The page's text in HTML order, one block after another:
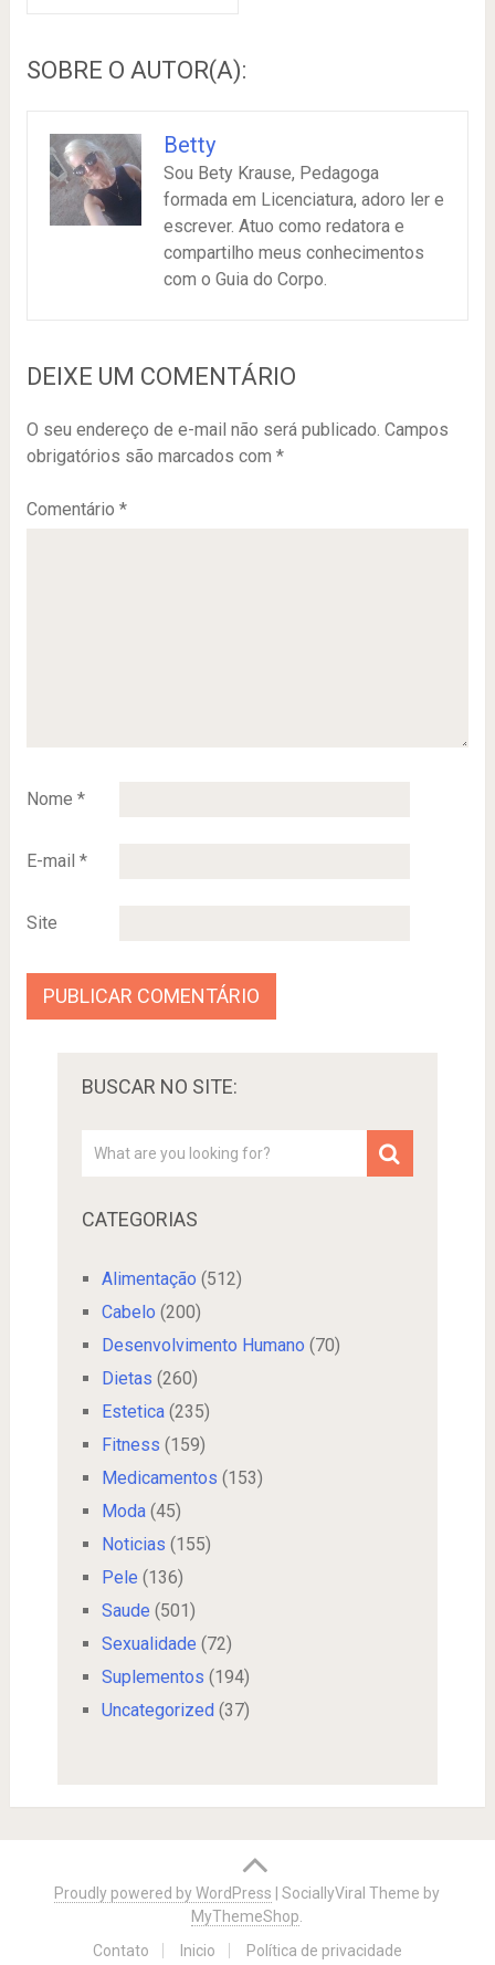
SOBRE O AUTOR(A):
Betty
Sou Bety Krause, Pedagoga
formada em Licenciatura, adoro ler e
escrever. Atuo como redatora e
compartilho meus conhecimentos
com o Guia do Corpo.
DEIXE UM COMENTÁRIO
O seu endereço de e-mail não será publicado. Campos
obrigatórios são marcados com *
Comentário *
Nome *
E-mail *
Site
BUSCAR NO SITE:
CATEGORIAS
Alimentação (512)
Cabelo (200)
Desenvolvimento Humano (70)
Dietas (260)
Estetica(235)
Fitness (159)
Medicamentos (153)
Moda(45)
Noticias (155)
Pele (136)
Saude (501)
Sexualidade (72)
Suplementos (194)
Uncategorized (37)
Proudly powered by WordPress |SociallyViral Theme by
MyThemeShop.
Contato
Inicio Política de privacidade